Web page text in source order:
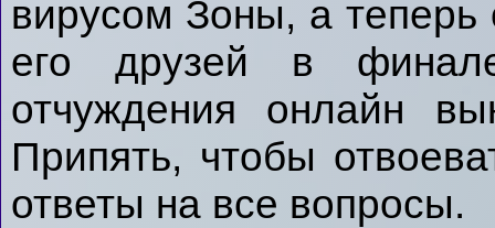
вирусом Зоны, а теперь
его друзей в
отчуждения онлайн
Припять, чтобы
ответы на все вопросы.